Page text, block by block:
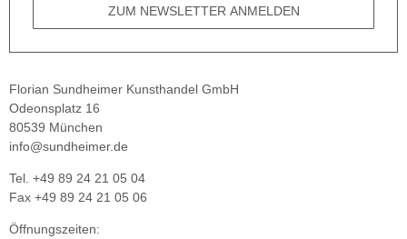
ZUM NEWSLETTER ANMELDEN
Florian Sundheimer Kunsthandel GmbH
Odeonsplatz 16
80539 München
info@sundheimer.de
Tel. +49 89 24 21 05 04
Fax +49 89 24 21 05 06
Öffnungszeiten: